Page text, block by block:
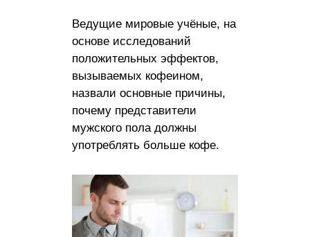
Ведущие мировые учёные, на
основе исследований
положительных эффектов,
вызываемых кофеином,
назвали основные причины,
почему представители
мужского пола должны
употреблять больше кофе.